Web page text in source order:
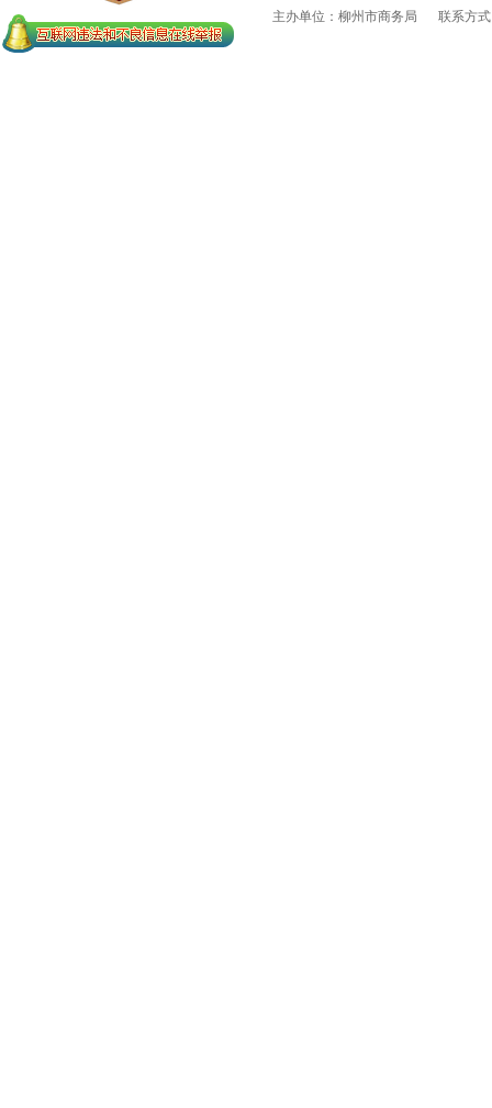
主办单位：柳州市商务局 联系方式